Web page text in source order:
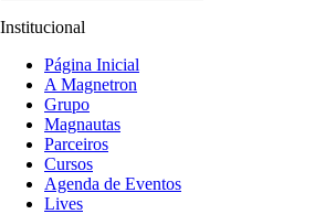
Institucional
Página Inicial
A Magnetron
Grupo
Magnautas
Parceiros
Cursos
Agenda de Eventos
Lives